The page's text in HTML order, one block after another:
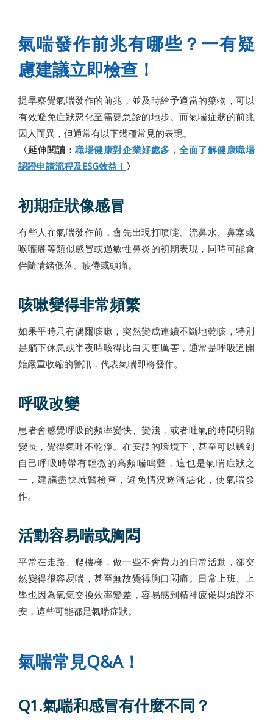
氣喘發作前兆有哪些？一有疑
慮建議立即檢查！
提早察覺氣喘發作的前兆，並及時給予適當的藥物，可以
有效避免症狀惡化至需要急診的地步。而氣喘症狀的前兆
因人而異，但通常有以下幾種常見的表現。
〈延伸閱讀：職場健康對企業好處多，全面了解健康職場
認證申請流程及ESG效益！ 〉
初期症狀像感冒
有些人在氣喘發作前，會先出現打噴嚏、流鼻水、鼻塞或
喉嚨癢等類似感冒或過敏性鼻炎的初期表現，同時可能會
伴隨情緒低落、疲倦或頭痛。
咳嗽變得非常頻繁
如果平時只有偶爾咳嗽，突然變成連續不斷地乾咳，特別
是躺下休息或半夜時咳得比白天更厲害，通常是呼吸道開
始嚴重收縮的警訊，代表氣喘即將發作。
呼吸改變
患者會感覺呼吸的頻率變快、變淺，或者吐氣的時間明顯
變長，覺得氣吐不乾淨。在安靜的環境下，甚至可以聽到
自己呼吸時帶有輕微的高頻喘鳴聲，這也是氣喘症狀之
一，建議盡快就醫檢查，避免情況逐漸惡化，使氣喘發
作。
活動容易喘或胸悶
平常在走路、爬樓梯，做一些不會費力的日常活動，卻突
然變得很容易喘，甚至無故覺得胸口悶痛。日常上班、上
學也因為氧氣交換效率變差，容易感到精神疲倦與煩躁不
安，這些可能都是氣喘症狀。
氣喘常見Q&A！
Q1.氣喘和感冒有什麼不同？